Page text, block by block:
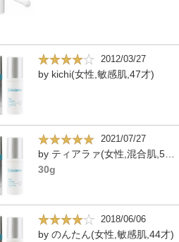
2012/03/27
by kichi(女性,敏感肌,47才)
2021/07/27
by ティアラァ(女性,混合肌,55才)
30g
2018/06/06
by のんたん(女性,敏感肌,44才)